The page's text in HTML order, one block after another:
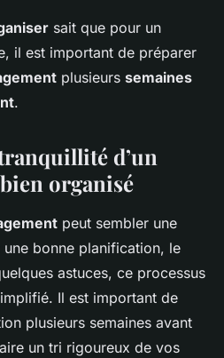
sait que pour un
il est important de préparer
plusieurs semaines
.
d’un
organisé
peut sembler une
bonne planification, le
astuces, ce processus
Il est important de
plusieurs semaines avant
un tri rigoureux de vos